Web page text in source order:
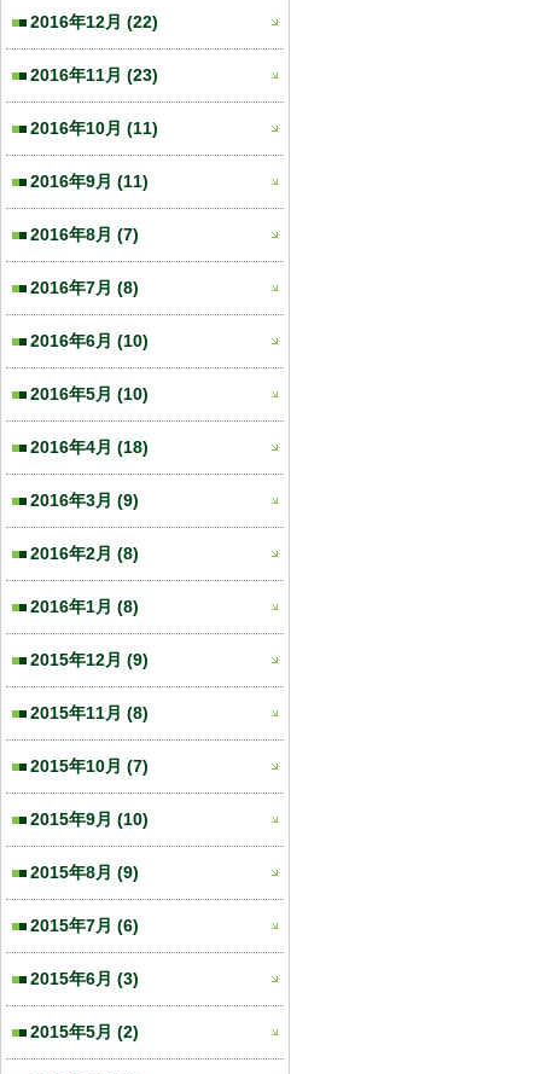
2016年12月 (22)
2016年11月 (23)
2016年10月 (11)
2016年9月 (11)
2016年8月 (7)
2016年7月 (8)
2016年6月 (10)
2016年5月 (10)
2016年4月 (18)
2016年3月 (9)
2016年2月 (8)
2016年1月 (8)
2015年12月 (9)
2015年11月 (8)
2015年10月 (7)
2015年9月 (10)
2015年8月 (9)
2015年7月 (6)
2015年6月 (3)
2015年5月 (2)